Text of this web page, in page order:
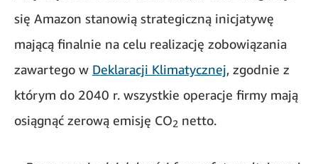
się Amazon stanowią strategiczną inicjatywę
mającą finalnie na celu realizację zobowiązania
zawartego w Deklaracji Klimatycznej, zgodnie z
którym do 2040 r. wszystkie operacje firmy mają
osiągnąć zerową emisję CO2 netto.